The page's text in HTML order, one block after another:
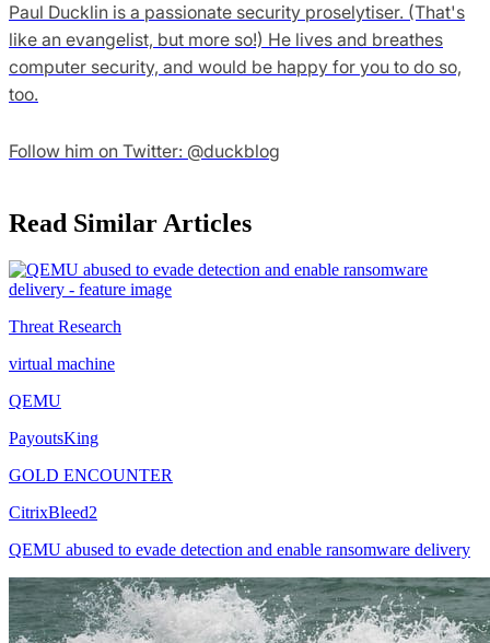
Paul Ducklin is a passionate security proselytiser. (That's
like an evangelist, but more so!) He lives and breathes
computer security, and would be happy for you to do so,
too.
Follow him on Twitter: @duckblog
Read Similar Articles
Threat Research
virtual machine
QEMU
PayoutsKing
GOLD ENCOUNTER
CitrixBleed2
QEMU abused to evade detection and enable ransomware delivery